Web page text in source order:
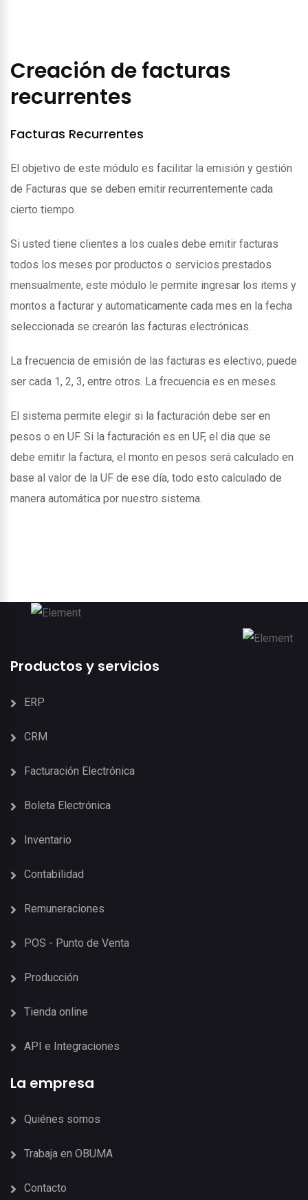
Creación de facturas
recurrentes
Facturas Recurrentes
El objetivo de este módulo es facilitar la emisión y gestión
de Facturas que se deben emitir recurrentemente cada
cierto tiempo.
Si usted tiene clientes a los cuales debe emitir facturas
todos los meses por productos o servicios prestados
mensualmente, este módulo le permite ingresar los items y
montos a facturar y automaticamente cada mes en la fecha
seleccionada se crearón las facturas electrónicas.
La frecuencia de emisión de las facturas es electivo, puede
ser cada 1, 2, 3, entre otros. La frecuencia es en meses.
El sistema permite elegir si la facturación debe ser en
pesos o en UF. Si la facturación es en UF, el dia que se
debe emitir la factura, el monto en pesos será calculado en
base al valor de la UF de ese día, todo esto calculado de
manera automática por nuestro sistema.
Productos y servicios
ERP
CRM
Facturación Electrónica
Boleta Electrónica
Inventario
Contabilidad
Remuneraciones
POS - Punto de Venta
Producción
Tienda online
API e Integraciones
La empresa
Quiénes somos
Trabaja en OBUMA
Contacto